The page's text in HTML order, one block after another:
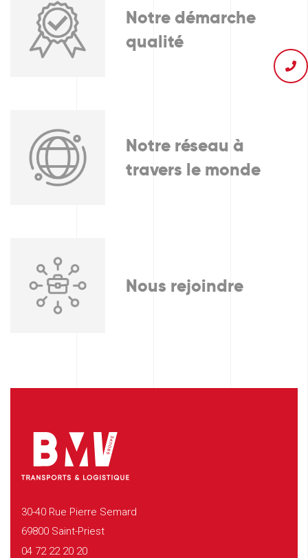
Notre démarche
qualité
Notre réseau à
travers le monde
Nous rejoindre
30-40 Rue Pierre Semard
69800 Saint-Priest
04 72 22 20 20